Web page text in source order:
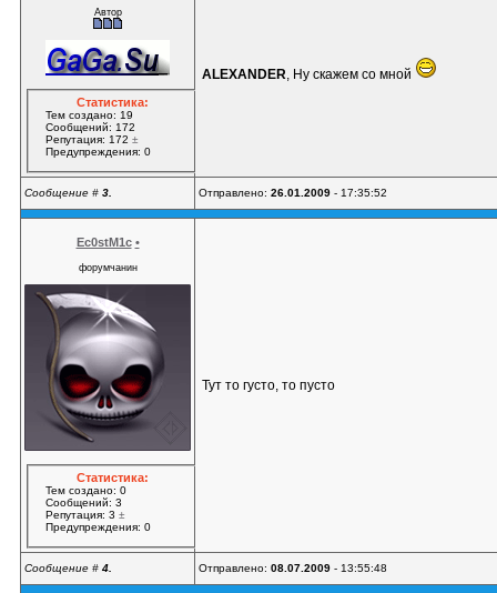
Автор
Статистика:
Тем создано: 19
Сообщений: 172
Репутация: 172±
Предупреждения: 0
ALEXANDER, Ну скажем со мной
Сообщение # 3. Отправлено: 26.01.2009 - 17:35:52
Ec0stM1c •
форумчанин
Статистика:
Тем создано: 0
Сообщений: 3
Репутация: 3±
Предупреждения: 0
Тут то густо, то пусто
Сообщение # 4. Отправлено: 08.07.2009 - 13:55:48